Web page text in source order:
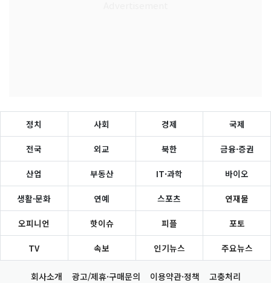
정치 사회 경제 국제
전국 외교 북한 금융·증권
산업 부동산 IT·과학 바이오
생활·문화 연예 스포츠 연재물
오피니언 핫이슈 피플 포토
TV 속보 인기뉴스 주요뉴스
회사소개 광고/제휴·구매문의 이용약관·정책 고충처리